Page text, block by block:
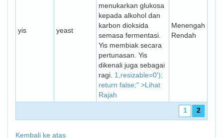
yis yeast
menukarkan glukosa
kepada alkohol dan
karbon dioksida
semasa fermentasi.
Yis membiak secara
pertunasan. Yis
dikenali juga sebagai
ragi. 1,resizable=0');
return false;" >Lihat
Rajah
Menengah
Rendah
1 2
Kembali ke atas